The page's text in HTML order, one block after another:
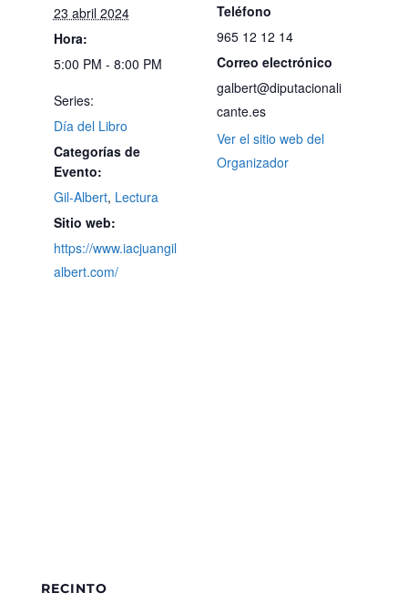
23 abril 2024
Hora:
5:00 PM - 8:00 PM
Series:
Día del Libro
Categorías de
Evento:
Gil-Albert, Lectura
Sitio web:
https://www.iacjuangil
albert.com/
Teléfono
965 12 12 14
Correo electrónico
galbert@diputacionali
cante.es
Ver el sitio web del
Organizador
RECINTO